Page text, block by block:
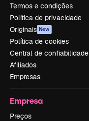
Termos e condições
Política de privacidade
Originais New
Política de cookies
Central de confiabilidade
Afiliados
Empresas
Empresa
Preços